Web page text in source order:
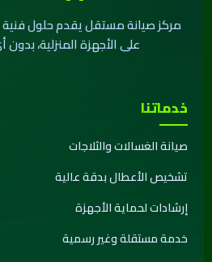
مركز صيانة مستقل يقدم حلول
على الأجهزة المنزلية،
خدماتنا
صيانة الغسالات والثلاجات
تشخيص الأعطال بدقة عالية
إرشادات لحماية الأجهزة
خدمة مستقلة وغير رسمية